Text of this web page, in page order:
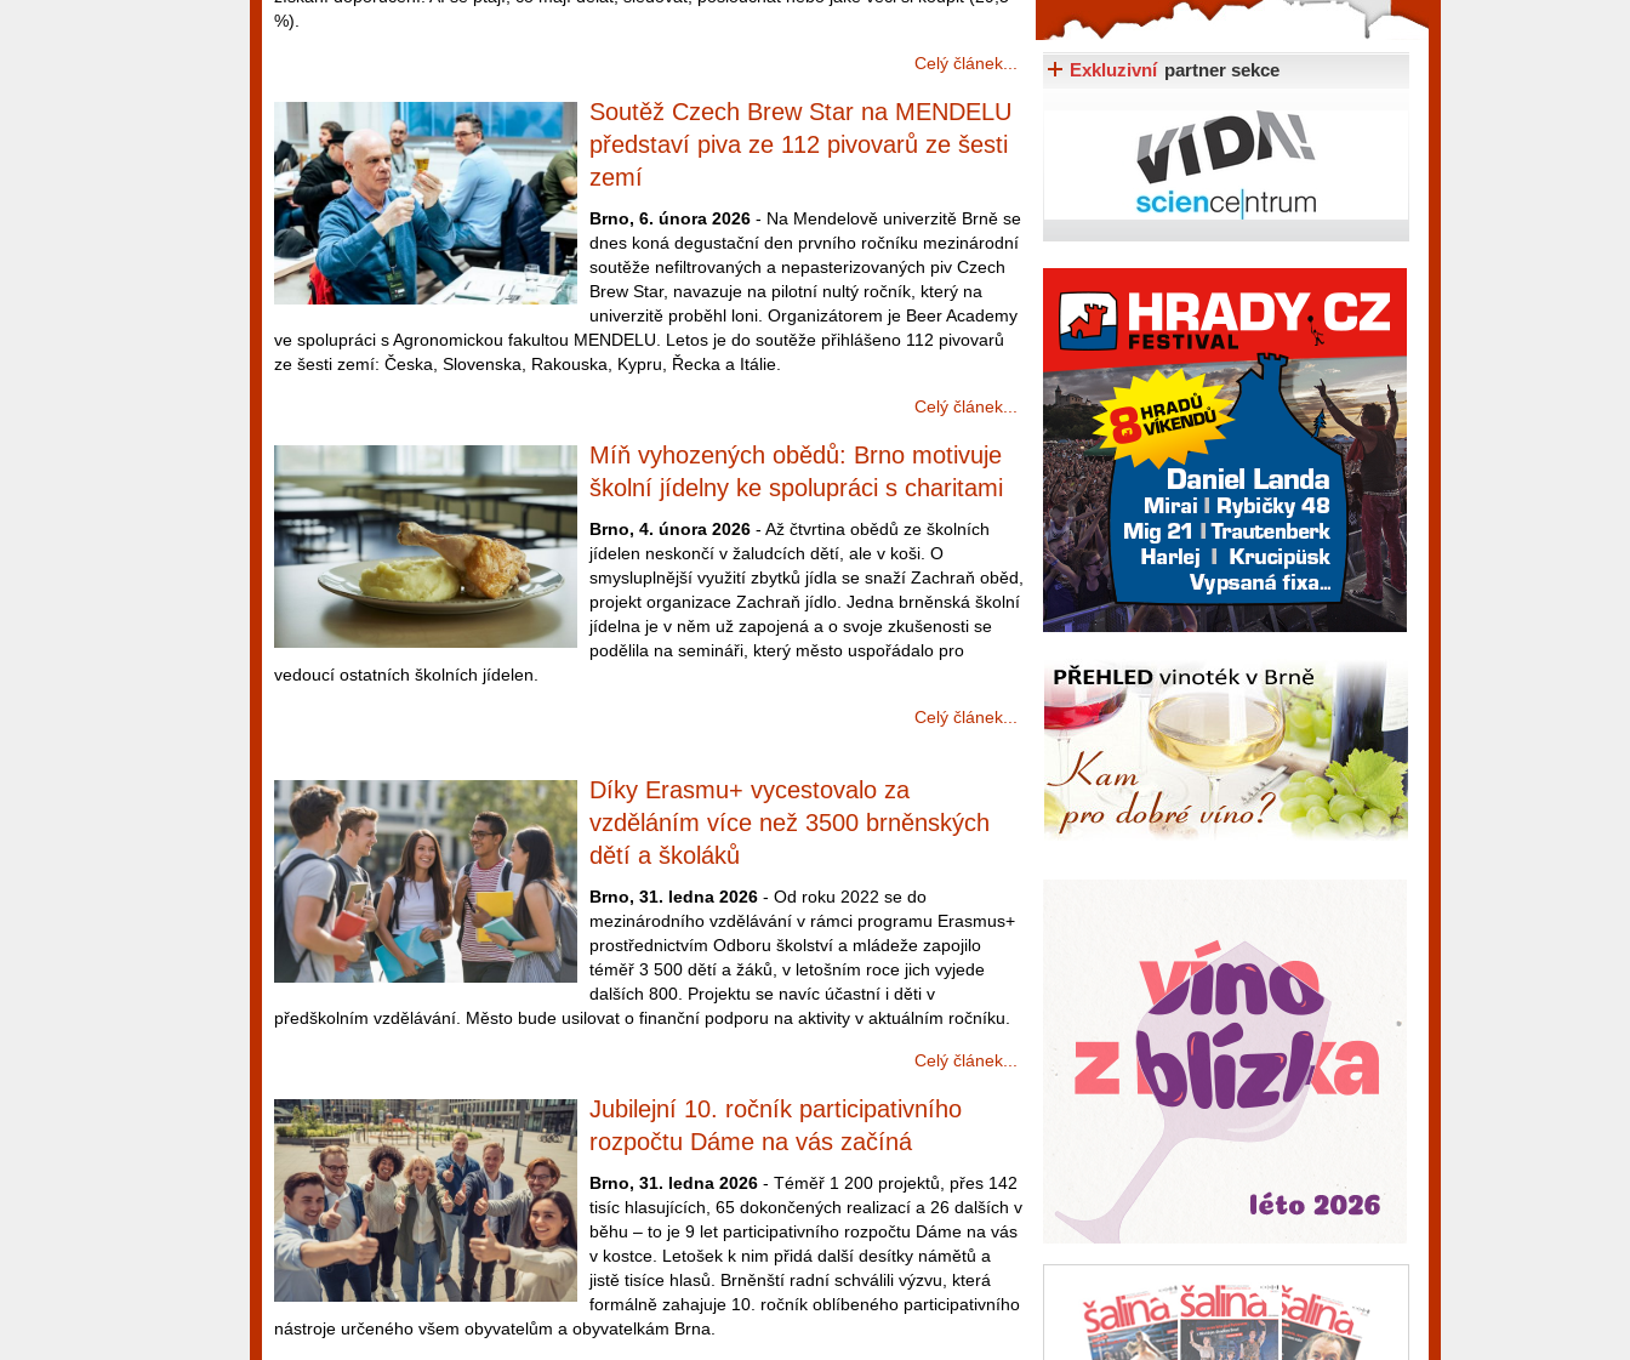
%).
Celý článek...
Soutěž Czech Brew Star na MENDELU
představí piva ze 112 pivovarů ze šesti
zemí
Brno, 6. února 2026 - Na Mendelově univerzitě Brně se
dnes koná degustační den prvního ročníku mezinárodní
soutěže nefiltrovaných a nepasterizovaných piv Czech
Brew Star, navazuje na pilotní nultý ročník, který na
univerzitě proběhl loni. Organizátorem je Beer Academy
ve spolupráci s Agronomickou fakultou MENDELU. Letos je do soutěže přihlášeno 112 pivovarů
ze šesti zemí: Česka, Slovenska, Rakouska, Kypru, Řecka a Itálie.
Celý článek...
Míň vyhozených obědů: Brno motivuje
školní jídelny ke spolupráci s charitami
Brno, 4. února 2026 - Až čtvrtina obědů ze školních
jídelen neskončí v žaludcích dětí, ale v koši. O
smysluplnější využití zbytků jídla se snaží Zachraň oběd,
projekt organizace Zachraň jídlo. Jedna brněnská školní
jídelna je v něm už zapojená a o svoje zkušenosti se
podělila na semináři, který město uspořádalo pro
vedoucí ostatních školních jídelen.
Celý článek...
Díky Erasmu+ vycestovalo za
vzděláním více než 3500 brněnských
dětí a školáků
Brno, 31. ledna 2026 - Od roku 2022 se do
mezinárodního vzdělávání v rámci programu Erasmus+
prostřednictvím Odboru školství a mládeže zapojilo
téměř 3 500 dětí a žáků, v letošním roce jich vyjede
dalších 800. Projektu se navíc účastní i děti v
předškolním vzdělávání. Město bude usilovat o finanční podporu na aktivity v aktuálním ročníku.
Celý článek...
Jubilejní 10. ročník participativního
rozpočtu Dáme na vás začíná
Brno, 31. ledna 2026 - Téměř 1 200 projektů, přes 142
tisíc hlasujících, 65 dokončených realizací a 26 dalších v
běhu – to je 9 let participativního rozpočtu Dáme na vás
v kostce. Letošek k nim přidá další desítky námětů a
jistě tisíce hlasů. Brněnští radní schválili výzvu, která
formálně zahajuje 10. ročník oblíbeného participativního
nástroje určeného všem obyvatelům a obyvatelkám Brna.
Exkluzivní partner sekce